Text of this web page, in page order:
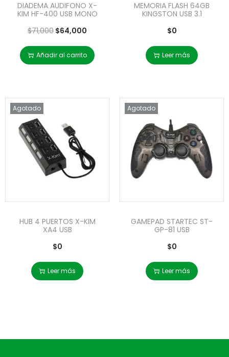
DIADEMA AUDIFONO X-
KIM HF-400 USB MONO
$71,000 $64,000
Añadir al carrito
MEMORIA FLASH 64GB
KINGSTON USB 3.1
$0
Leer más
Agotado
HUB 4 PUERTOS X-KIM
XA4 USB
$0
Leer más
Agotado
GAMEPAD STARTEC ST-
GP-81 USB
$0
Leer más